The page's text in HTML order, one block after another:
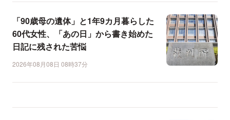
「90歳母の遺体」と1年9カ月暮らした
60代女性、「あの日」から書き始めた
日記に残された苦悩
2026年08月08日 08時37分